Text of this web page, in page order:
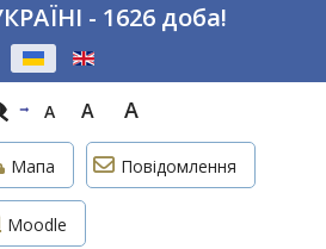
- 1626 доба!
A A A
Мапа Повідомлення
Moodle